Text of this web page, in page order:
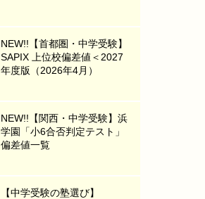
NEW!!【首都圏・中学受験】
SAPIX 上位校偏差値＜2027
年度版（2026年4月）
NEW!!【関西・中学受験】浜
学園「小6合否判定テスト」
偏差値一覧
【中学受験の塾選び】